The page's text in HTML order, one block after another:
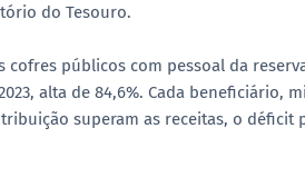
do Tesouro.
públicos com pessoal da
alta de 84,6%. Cada beneficiário,
superam as receitas, o